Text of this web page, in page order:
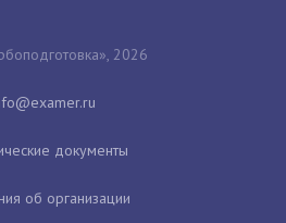
2026
документы
об организации